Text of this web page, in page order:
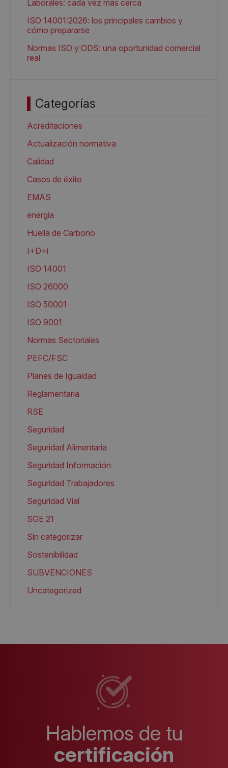
Laborales: cada vez más cerca
ISO 14001:2026: los principales cambios y
cómo prepararse
Normas ISO y ODS: una oportunidad comercial
real
Categorías
Acreditaciones
Actualización normativa
Calidad
Casos de éxito
EMAS
energia
Huella de Carbono
I+D+i
ISO 14001
ISO 26000
ISO 50001
ISO 9001
Normas Sectoriales
PEFC/FSC
Planes de Igualdad
Reglamentaria
RSE
Seguridad
Seguridad Alimentaria
Seguridad Información
Seguridad Trabajadores
Seguridad Vial
SGE 21
Sin categorizar
Sostenibilidad
SUBVENCIONES
Uncategorized
Hablemos de tu
certificación